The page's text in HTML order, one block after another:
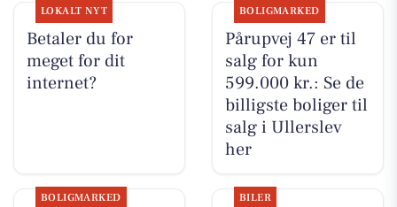
LOKALT NYT
Betaler du for
meget for dit
internet?
BOLIGMARKED
Pårupvej 47 er til
salg for kun
599.000 kr.: Se de
billigste boliger til
salg i Ullerslev
her
BOLIGMARKED BILER